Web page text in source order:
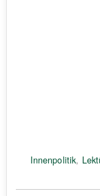
Innenpolitik,